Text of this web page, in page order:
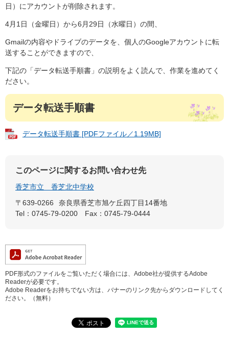
日）にアカウントが削除されます。
4月1日（金曜日）から6月29日（水曜日）の間、
Gmailの内容やドライブのデータを、個人のGoogleアカウントに転
送することができますので、
下記の「データ転送手順書」の説明をよく読んで、作業を進めてく
ださい。
データ転送手順書
データ転送手順書 [PDFファイル／1.19MB]
このページに関するお問い合わせ先
香芝市立 香芝北中学校
〒639-0266
奈良県香芝市旭ケ丘四丁目14番地
Tel：0745-79-0200
Fax：0745-79-0444
PDF形式のファイルをご覧いただく場合には、Adobe社が提供するAdobe
Readerが必要です。
Adobe Readerをお持ちでない方は、バナーのリンク先からダウンロードしてく
ださい。（無料）